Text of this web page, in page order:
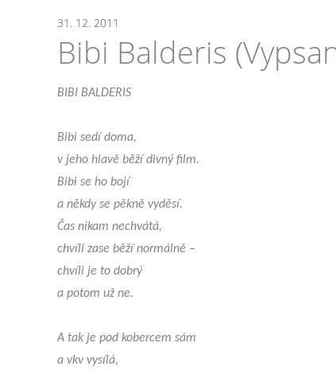
31. 12. 2011
Bibi Balderis
BIBI BALDERIS
Bibi sedí doma,
v jeho hlavě běží divný film.
Bibi se ho bojí
a někdy se pěkně vyděsí.
Čas nikam nechvátá,
chvíli zase běží normálně –
chvíli je to dobrý
a potom už ne.
A tak je pod kobercem sám
a vkv vysílá,